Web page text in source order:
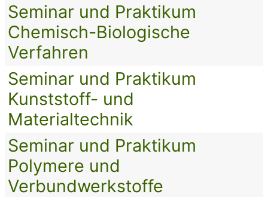
Seminar und Praktikum
Chemisch-Biologische
Verfahren
Seminar und Praktikum
Kunststoff- und
Materialtechnik
Seminar und Praktikum
Polymere und
Verbundwerkstoffe